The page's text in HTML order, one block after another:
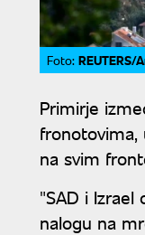
Foto: REUTERS/
Primirje
fronotovima,
na svim
"SAD i
nalogu na